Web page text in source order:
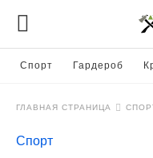
Спорт Гардероб
ГЛАВНАЯ СТРАНИЦА
Спорт